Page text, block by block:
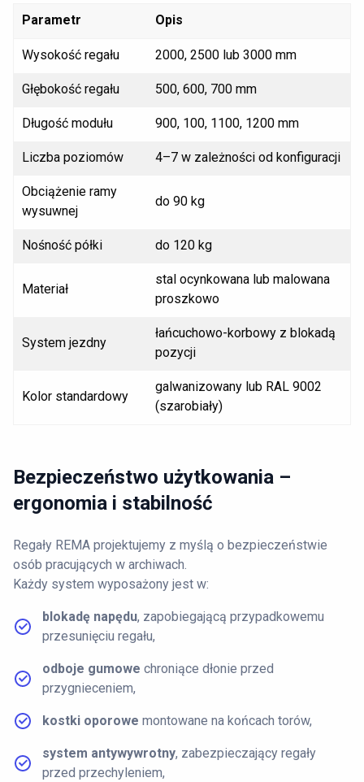
Parametr Opis
Wysokość regału 2000, 2500 lub 3000 mm
Głębokość regału 500, 600, 700 mm
Długość modułu 900, 100, 1100, 1200 mm
Liczba poziomów 4–7 w zależności od konfiguracji
Obciążenie ramy
wysuwnej
do 90 kg
Nośność półki do 120 kg
Materiał
stal ocynkowana lub malowana
proszkowo
System jezdny
łańcuchowo-korbowy z blokadą
pozycji
Kolor standardowy
galwanizowany lub RAL 9002
(szarobiały)
Bezpieczeństwo użytkowania –
ergonomia i stabilność
Regały REMA projektujemy z myślą o bezpieczeństwie
osób pracujących w archiwach.
Każdy system wyposażony jest w:
blokadę napędu, zapobiegającą przypadkowemu
przesunięciu regału,
odboje gumowe chroniące dłonie przed
przygnieceniem,
kostki oporowe montowane na końcach torów,
system antywywrotny, zabezpieczający regały
przed przechyleniem,